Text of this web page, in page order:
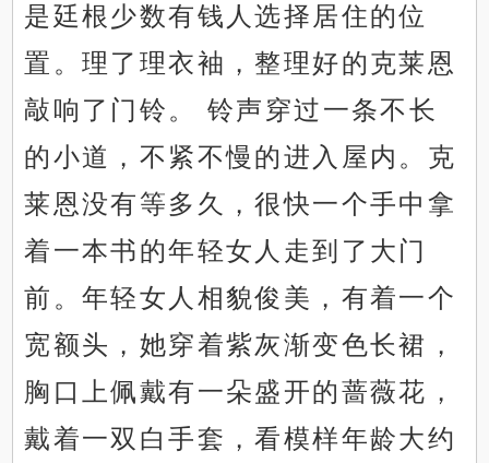
是廷根少数有钱人选择居住的位
置。理了理衣袖，整理好的克莱恩
敲响了门铃。 铃声穿过一条不长
的小道，不紧不慢的进入屋内。克
莱恩没有等多久，很快一个手中拿
着一本书的年轻女人走到了大门
前。年轻女人相貌俊美，有着一个
宽额头，她穿着紫灰渐变色长裙，
胸口上佩戴有一朵盛开的蔷薇花，
戴着一双白手套，看模样年龄大约